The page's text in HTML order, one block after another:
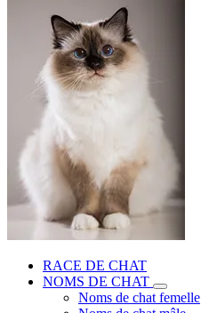
RACE DE CHAT
NOMS DE CHAT
Noms de chat femelle